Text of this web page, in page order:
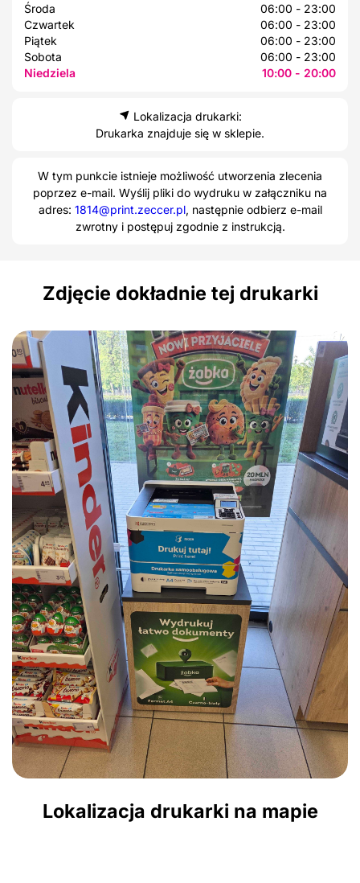
Środa
06:00 - 23:00
Czwartek
06:00 - 23:00
Piątek
06:00 - 23:00
Sobota
06:00 - 23:00
Niedziela
10:00 - 20:00
Lokalizacja drukarki:
Drukarka znajduje się w sklepie.
W tym punkcie istnieje możliwość utworzenia zlecenia
poprzez e-mail. Wyślij pliki do wydruku w załączniku na
adres: 1814@print.zeccer.pl, następnie odbierz e-mail
zwrotny i postępuj zgodnie z instrukcją.
Zdjęcie dokładnie tej drukarki
Lokalizacja drukarki na mapie